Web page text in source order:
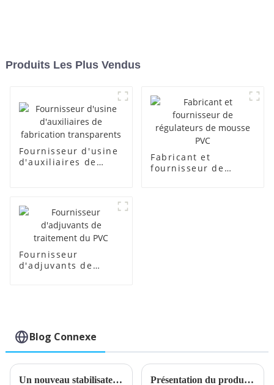
Produits Les Plus Vendus
Fournisseur d'usine
d'auxiliaires de
Fabricant et
fournisseur de
Fournisseur
d'adjuvants de
Blog Connexe
Un nouveau stabilisateur de plomb composé améliore les performances de la batterie Présentation du produit stabilisateur de plomb composé